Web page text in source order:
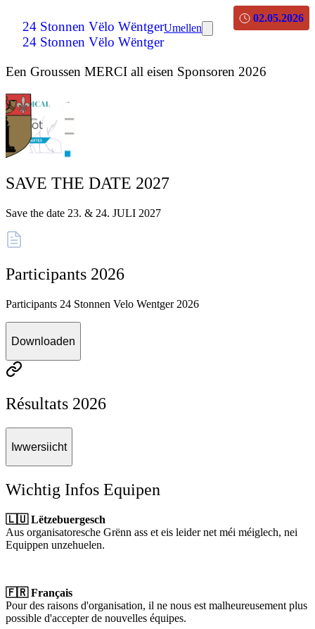
24 Stonnen Vëlo Wëntger
24 Stonnen Vëlo Wëntger
Umellen
Een Groussen MERCI all eisen Sponsoren 2026
SAVE THE DATE 2027
Save the date 23. & 24. JULI 2027
Participants 2026
Participants 24 Stonnen Velo Wentger 2026
Downloaden
Résultats 2026
Iwwersiicht
Wichtig Infos Equipen
🇱🇺 Lëtzebuergesch
Aus organisatoresche Grënn ass et eis leider net méi méiglech, nei
Equippen unzehuelen.
🇫🇷 Français
Pour des raisons d'organisation, il ne nous est malheureusement plus
possible d'accepter de nouvelles équipes.
02.05.2026